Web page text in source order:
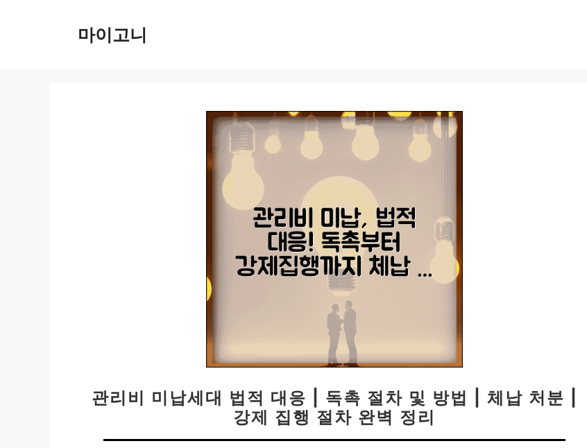
마이고니
관리비 미납세대 법적 대응 | 독촉 절차 및 방법 | 체납 처분 |
강제 집행 절차 완벽 정리